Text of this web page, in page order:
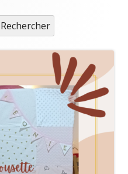
Rechercher